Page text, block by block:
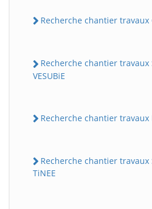
Recherche chantier travaux
Recherche chantier travaux
VESUBiE
Recherche chantier travaux
Recherche chantier travaux
TiNEE